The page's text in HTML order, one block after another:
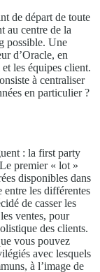
de départ de toute
au centre de la
possible. Une
d’Oracle, en
les équipes client.
à centraliser
en particulier ?
: la first party
premier « lot »
disponibles dans
entre les différentes
de casser les
ventes, pour
des clients.
vous pouvez
avec lesquels
à l’image de